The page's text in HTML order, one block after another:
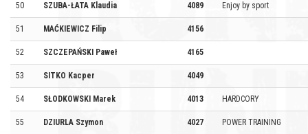
50 SZUBA-ŁATA Klaudia 4089 Enjoy by sport
51 MAĆKIEWICZ Filip 4156
52 SZCZEPAŃSKI Paweł 4165
53 SITKO Kacper 4049
54 SŁODKOWSKI Marek 4013 HARDCORY
55 DZIURLA Szymon 4027 POWER TRAINING